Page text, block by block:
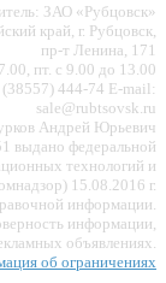
ЗАО «Рубцовск»
край, г. Рубцовск,
пр-т Ленина, 171
пт. с 9.00 до 13.00
444-74 E-mail:
sale@rubtsovsk.ru
Андрей Юрьевич
федеральной
технологий и
15.08.2016 г.
информации.
информации,
объявлениях.
об ограничениях